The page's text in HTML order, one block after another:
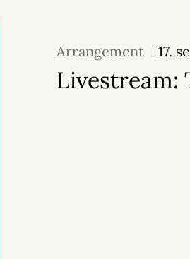
Arrangement 17.
Livestream: